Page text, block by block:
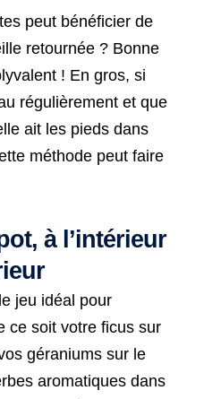
peut bénéficier de
retournée ? Bonne
! En gros, si
régulièrement et que
ait les pieds dans
méthode peut faire
à l’intérieur
jeu idéal pour
ce soit votre ficus sur
géraniums sur le
aromatiques dans